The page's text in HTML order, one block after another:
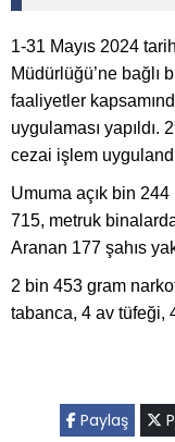
1-31 Mayıs 2024
Müdürlüğü’ne bağlı
faaliyetler
uygulaması
cezai işlem
Umuma açık bin
715, metruk
Aranan 177 şahıs
2 bin 453 gram
tabanca, 4 av tüfeği,
Paylaş